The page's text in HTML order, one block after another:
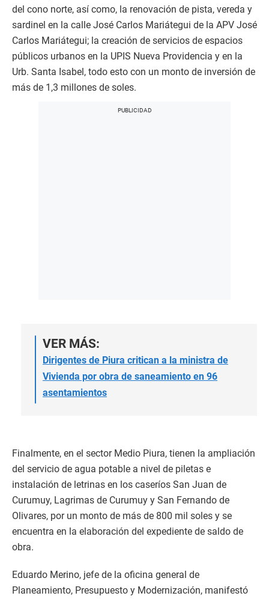
del cono norte, así como, la renovación de pista, vereda y
sardinel en la calle José Carlos Mariátegui de la APV José
Carlos Mariátegui; la creación de servicios de espacios
públicos urbanos en la UPIS Nueva Providencia y en la
Urb. Santa Isabel, todo esto con un monto de inversión de
más de 1,3 millones de soles.
VER MÁS:
Dirigentes de Piura critican a la ministra de
Vivienda por obra de saneamiento en 96
asentamientos
Finalmente, en el sector Medio Piura, tienen la ampliación
del servicio de agua potable a nivel de piletas e
instalación de letrinas en los caseríos San Juan de
Curumuy, Lagrimas de Curumuy y San Fernando de
Olivares, por un monto de más de 800 mil soles y se
encuentra en la elaboración del expediente de saldo de
obra.
Eduardo Merino, jefe de la oficina general de
Planeamiento, Presupuesto y Modernización, manifestó